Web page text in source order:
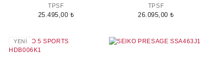
TPSF
25.495,00 ₺
TPSF
26.095,00 ₺
YENİ